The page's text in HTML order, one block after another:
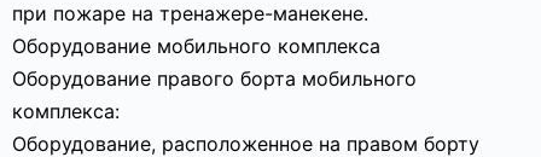
при пожаре на тренажере-манекене.
Оборудование мобильного комплекса
Оборудование правого борта мобильного
комплекса:
Оборудование, расположенное на правом борту